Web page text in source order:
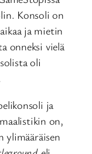
Konsoli on
ja mietin
onneksi vielä
oli
ja
on,
ylimääräisen